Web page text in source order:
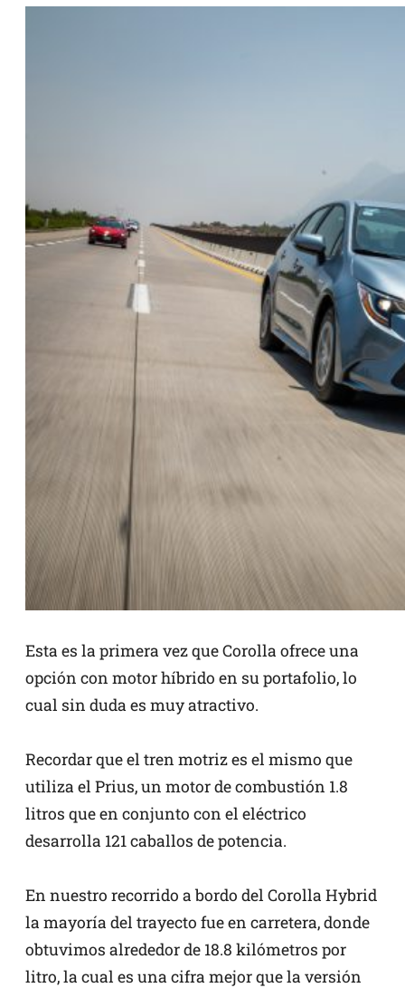
Esta es la primera vez que Corolla ofrece una
opción con motor híbrido en su portafolio, lo
cual sin duda es muy atractivo.
Recordar que el tren motriz es el mismo que
utiliza el Prius, un motor de combustión 1.8
litros que en conjunto con el eléctrico
desarrolla 121 caballos de potencia.
En nuestro recorrido a bordo del Corolla Hybrid
la mayoría del trayecto fue en carretera, donde
obtuvimos alrededor de 18.8 kilómetros por
litro, la cual es una cifra mejor que la versión